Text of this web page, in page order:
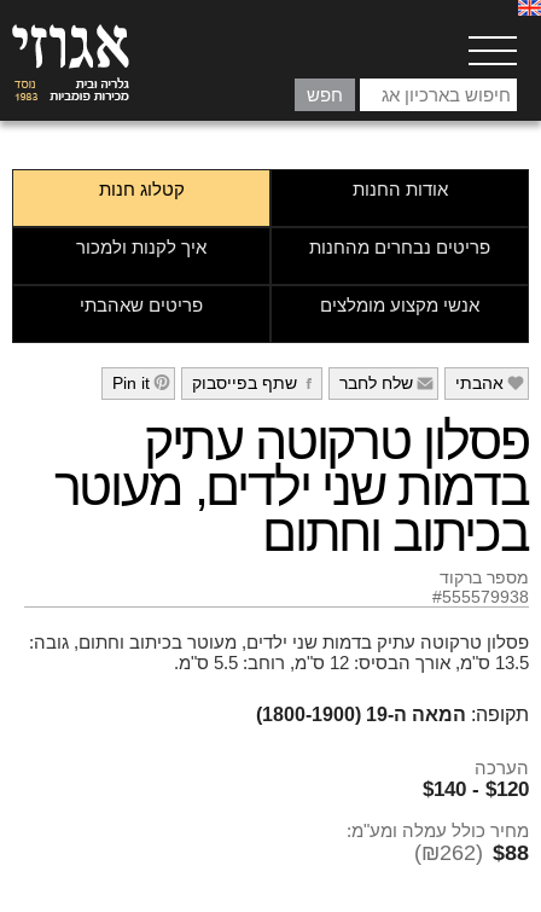
אודות החנות קטלוג חנות
פריטים נבחרים מהחנות איך לקנות ולמכור
אנשי מקצוע מומלצים פריטים שאהבתי
e אהבתי f שלח לחבר g שתף בפייסבוק h
Pin it
פסלון טרקוטה עתיק
בדמות שני ילדים, מעוטר
בכיתוב וחתום
מספר ברקוד
#555579938
פסלון טרקוטה עתיק בדמות שני ילדים, מעוטר בכיתוב וחתום, גובה:
13.5 ס"מ, אורך הבסיס: 12 ס"מ, רוחב: 5.5 ס"מ.
תקופה: המאה ה-19 (1800-1900)
הערכה
$120 - $140
מחיר כולל עמלה ומע"מ:
$88
(₪262)